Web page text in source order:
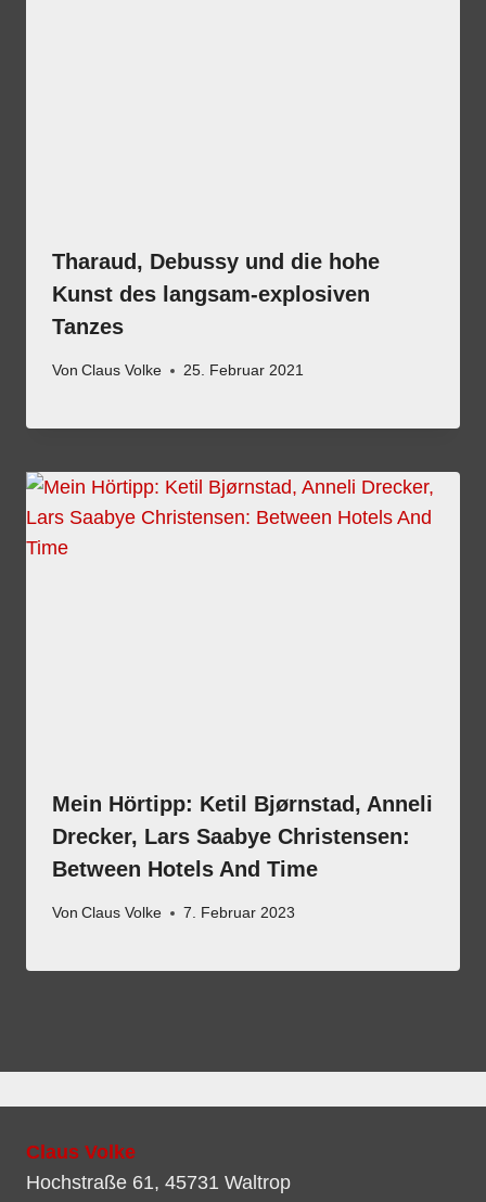
Tharaud, Debussy und die hohe
Kunst des langsam-explosiven
Tanzes
Von Claus Volke 25. Februar 2021
Mein Hörtipp: Ketil Bjørnstad, Anneli
Drecker, Lars Saabye Christensen:
Between Hotels And Time
Von Claus Volke 7. Februar 2023
Claus Volke
Hochstraße 61, 45731 Waltrop